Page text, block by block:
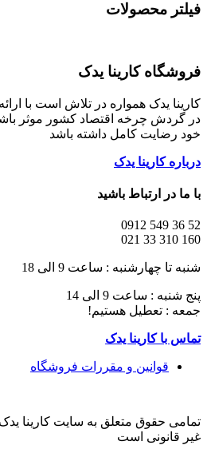
فیلتر محصولات
فروشگاه کارینا یدک
کارینا یدک همواره در تلاش است با
در گردش چرخه اقتصاد کشور موثر
خود رضایت کامل داشته باشد
درباره کارینا یدک
با ما در ارتباط باشید
52 36 549 0912
160 310 33 021
شنبه تا چهارشنبه : ساعت 9 الی 18
پنج شنبه : ساعت 9 الی 14
جمعه : تعطیل هستیم!
تماس با کارینا یدک
قوانین و مقررات فروشگاه
تمامی حقوق متعلق به سایت کارینا
غیر قانونی است